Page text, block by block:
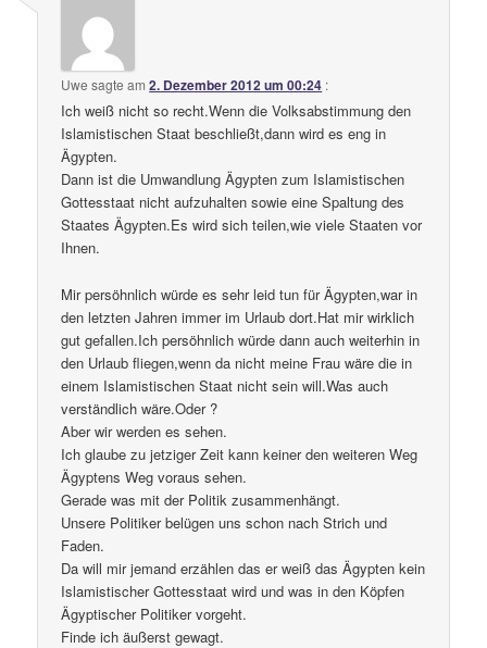
Uwe sagte am2. Dezember 2012 um 00:24 :
Ich weiß nicht so recht.Wenn die Volksabstimmung den
Islamistischen Staat beschließt,dann wird es eng in
Ägypten.
Dann ist die Umwandlung Ägypten zum Islamistischen
Gottesstaat nicht aufzuhalten sowie eine Spaltung des
Staates Ägypten.Es wird sich teilen,wie viele Staaten vor
Ihnen.
Mir persöhnlich würde es sehr leid tun für Ägypten,war in
den letzten Jahren immer im Urlaub dort.Hat mir wirklich
gut gefallen.Ich persöhnlich würde dann auch weiterhin in
den Urlaub fliegen,wenn da nicht meine Frau wäre die in
einem Islamistischen Staat nicht sein will.Was auch
verständlich wäre.Oder ?
Aber wir werden es sehen.
Ich glaube zu jetziger Zeit kann keiner den weiteren Weg
Ägyptens Weg voraus sehen.
Gerade was mit der Politik zusammenhängt.
Unsere Politiker belügen uns schon nach Strich und
Faden.
Da will mir jemand erzählen das er weiß das Ägypten kein
Islamistischer Gottesstaat wird und was in den Köpfen
Ägyptischer Politiker vorgeht.
Finde ich äußerst gewagt.